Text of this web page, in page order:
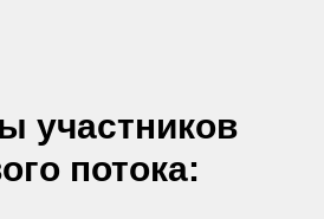
участников
потока: